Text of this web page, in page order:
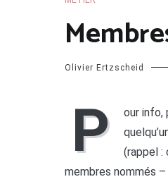
Olivier Ertzscheid
P
our info,
(rappel :
membres nommés